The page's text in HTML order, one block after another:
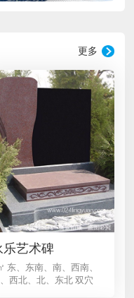
影雕制作。 4、免费
选购墓位（专车接
服务。 7、星期天、
往返车费20元） 团队
场开发部，园区销售
、保安部、工程部、
公司动态： 1、园区
员工，积极响应及参
境活动，董事长亲自
情况，目前已取得阶
态葬式，园区新建生
新增碑面影雕项目。
年清明节市场销售、
应急保障等工作。沈
咨询电话：
更多
乐艺术碑
东、东南、南、西南、
西北、北、东北 双穴